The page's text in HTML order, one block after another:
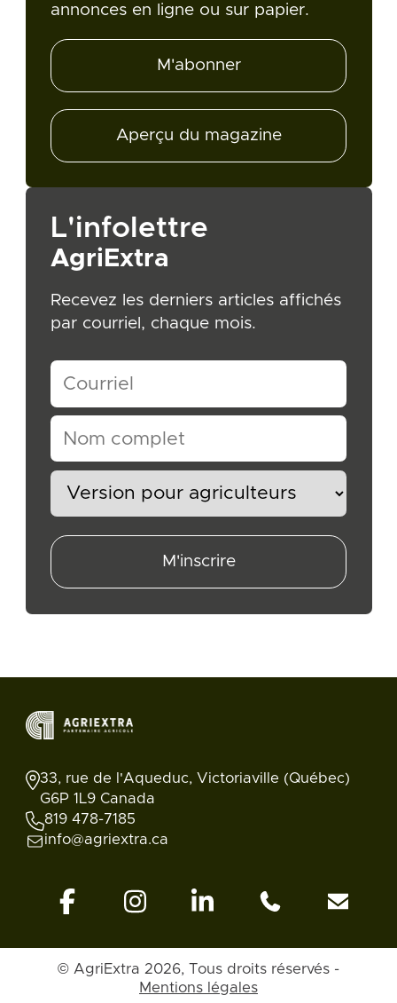
annonces en ligne ou sur papier.
M'abonner
Aperçu du magazine
L'infolettre
AgriExtra
Recevez les derniers articles affichés
par courriel, chaque mois.
M'inscrire
33, rue de l'Aqueduc, Victoriaville (Québec)
G6P 1L9 Canada
819 478-7185
info@agriextra.ca
© AgriExtra 2026, Tous droits réservés -
Mentions légales
Annonces Rechercher Blogue Compte
Retour en